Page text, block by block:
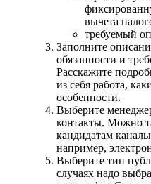
вычета
требуемый
Заполните
обязанности и
Расскажите
из себя работа,
особенности.
Выберите
контакты. Можно
кандидатам
например,
Выберите тип
случаях надо